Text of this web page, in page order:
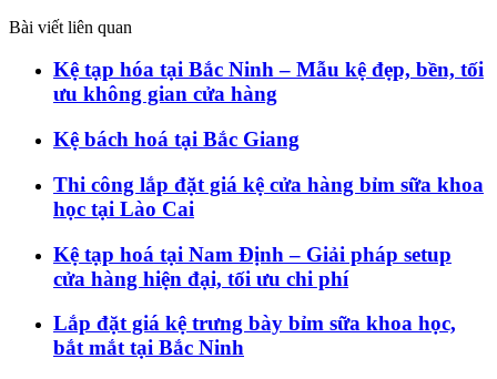
Bài viết liên quan
Kệ tạp hóa tại Bắc Ninh – Mẫu kệ đẹp, bền, tối
ưu không gian cửa hàng
Kệ bách hoá tại Bắc Giang
Thi công lắp đặt giá kệ cửa hàng bỉm sữa khoa
học tại Lào Cai
Kệ tạp hoá tại Nam Định – Giải pháp setup
cửa hàng hiện đại, tối ưu chi phí
Lắp đặt giá kệ trưng bày bỉm sữa khoa học,
bắt mắt tại Bắc Ninh